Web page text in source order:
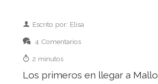
Escrito por: Elisa
4 Comentarios
2 minutos
Los primeros en llegar a